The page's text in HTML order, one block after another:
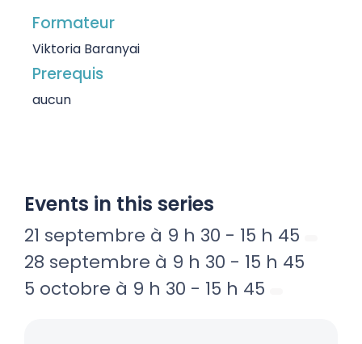
Formateur
Viktoria Baranyai
Prerequis
aucun
Events in this series
21 septembre à 9 h 30 - 15 h 45
28 septembre à 9 h 30 - 15 h 45
5 octobre à 9 h 30 - 15 h 45